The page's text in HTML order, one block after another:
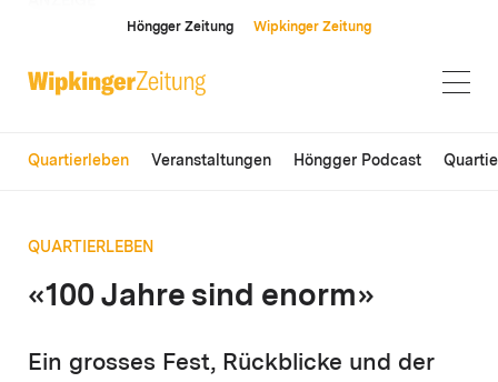
Höngger Zeitung Wipkinger Zeitung
Quartierleben Veranstaltungen Höngger Podcast
QUARTIERLEBEN
«100 Jahre sind enorm»
Ein grosses Fest, Rückblicke und der